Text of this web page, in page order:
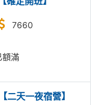
7660
額滿
二天一夜宿營】